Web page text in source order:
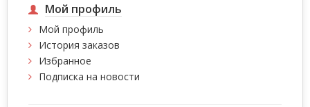
Мой профиль
Мой профиль
История заказов
Избранное
Подписка на новости